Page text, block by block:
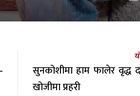
सुनकोशीमा हाम फालेर वृद्ध
खोजीमा प्रहरी